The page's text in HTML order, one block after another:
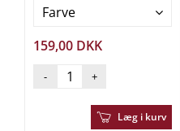
Farve
159,00 DKK
- +
Læg i kurv